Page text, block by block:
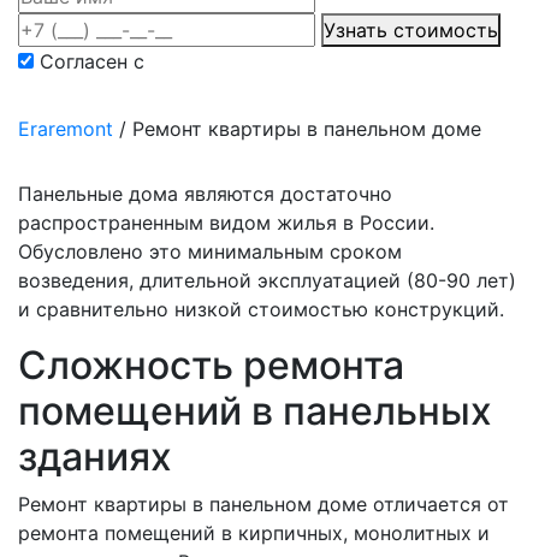
Узнать стоимость
Согласен с
Eraremont / Ремонт квартиры в панельном доме
Панельные дома являются достаточно
распространенным видом жилья в России.
Обусловлено это минимальным сроком
возведения, длительной эксплуатацией (80-90 лет)
и сравнительно низкой стоимостью конструкций.
Сложность ремонта
помещений в панельных
зданиях
Ремонт квартиры в панельном доме отличается от
ремонта помещений в кирпичных, монолитных и